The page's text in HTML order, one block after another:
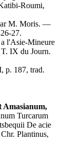
Roumi,
M. Moris. —
27.
l'Asie-Mineure
T. IX du Journ.
p. 187, trad.
Amasianum,
Turcarum
De acie
Plantinus,